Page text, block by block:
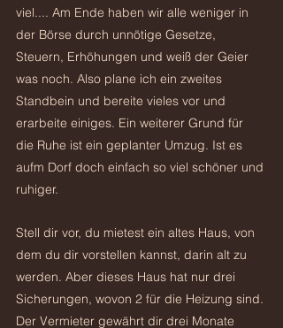
viel.... Am Ende haben wir alle weniger in
der Börse durch unnötige Gesetze,
Steuern, Erhöhungen und weiß der Geier
was noch. Also plane ich ein zweites
Standbein und bereite vieles vor und
erarbeite einiges. Ein weiterer Grund für
die Ruhe ist ein geplanter Umzug. Ist es
aufm Dorf doch einfach so viel schöner und
ruhiger.
Stell dir vor, du mietest ein altes Haus, von
dem du dir vorstellen kannst, darin alt zu
werden. Aber dieses Haus hat nur drei
Sicherungen, wovon 2 für die Heizung sind.
Der Vermieter gewährt dir drei Monate